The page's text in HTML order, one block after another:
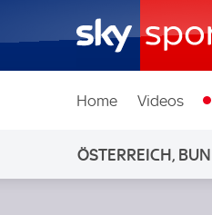
Home Videos
ÖSTERREICH,